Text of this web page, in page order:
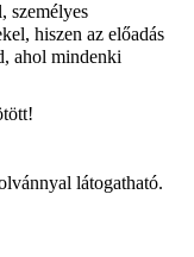
személyes
hiszen az előadás
ahol mindenki
látogatható.